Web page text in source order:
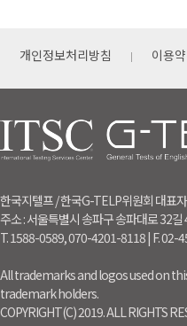
개인정보처리방침 이용
한국지텔프 / 한국G-TELP위원회 대표
주소 : 서울특별시 송파구 송파대로 32
T. 1588-0589, 070-4201-8118 | F.
All trademarks and logos used on
trademark holders.
COPYRIGHT(C) 2019. ALL RIGHTS